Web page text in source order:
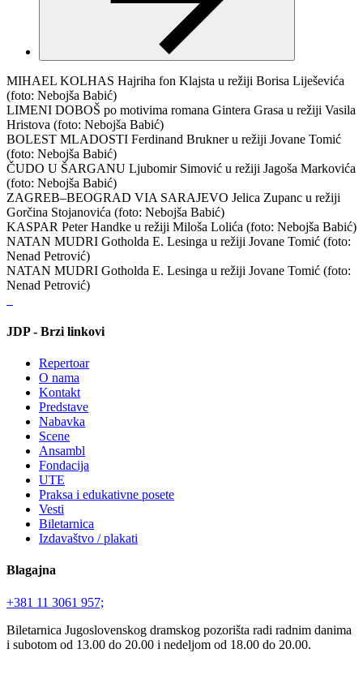
MIHAEL KOLHAS Hajriha fon Klajsta u režiji Borisa Liješevića
(foto: Nebojša Babić)
LIMENI DOBOŠ po motivima romana Gintera Grasa u režiji Vasila
Hristova (foto: Nebojša Babić)
BOLEST MLADOSTI Ferdinand Brukner u režiji Jovane Tomić
(foto: Nebojša Babić)
ČUDO U ŠARGANU Ljubomir Simović u režiji Jagoša Markovića
(foto: Nebojša Babić)
ZAGREB–BEOGRAD VIA SARAJEVO Jelica Zupanc u režiji
Gorčina Stojanovića (foto: Nebojša Babić)
KASPAR Peter Handke u režiji Miloša Lolića (foto: Nebojša Babić)
NATAN MUDRI Gotholda E. Lesinga u režiji Jovane Tomić (foto:
Nenad Petrović)
NATAN MUDRI Gotholda E. Lesinga u režiji Jovane Tomić (foto:
Nenad Petrović)
JDP - Brzi linkovi
Repertoar
O nama
Kontakt
Predstave
Nabavka
Scene
Ansambl
Fondacija
UTE
Praksa i edukativne posete
Vesti
Biletarnica
Izdavaštvo / plakati
Blagajna
+381 11 3061 957;
Biletarnica Jugoslovenskog dramskog pozorišta radi radnim danima
i subotom od 13.00 do 20.00 i nedeljom od 18.00 do 20.00.